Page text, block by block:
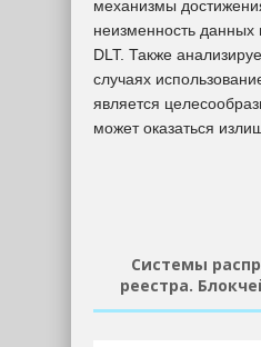
механизмы
неизменность данных
DLT. Также
случаях
является
может оказаться
Системы
реестра.